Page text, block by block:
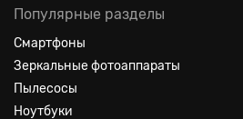
Популярные разделы
Смартфоны
Зеркальные фотоаппараты
Пылесосы
Ноутбуки